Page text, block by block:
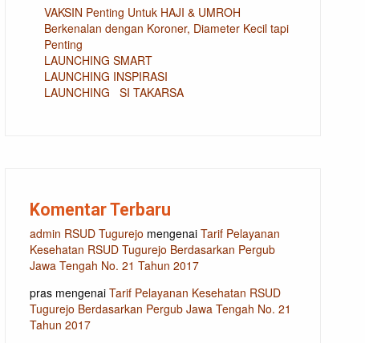
VAKSIN Penting Untuk HAJI & UMROH
Berkenalan dengan Koroner, Diameter Kecil tapi
Penting
LAUNCHING SMART
LAUNCHING INSPIRASI
LAUNCHING SI TAKARSA
Komentar Terbaru
admin RSUD Tugurejo mengenaiTarif Pelayanan
Kesehatan RSUD Tugurejo Berdasarkan Pergub
Jawa Tengah No. 21 Tahun 2017
pras mengenaiTarif Pelayanan Kesehatan RSUD
Tugurejo Berdasarkan Pergub Jawa Tengah No. 21
Tahun 2017